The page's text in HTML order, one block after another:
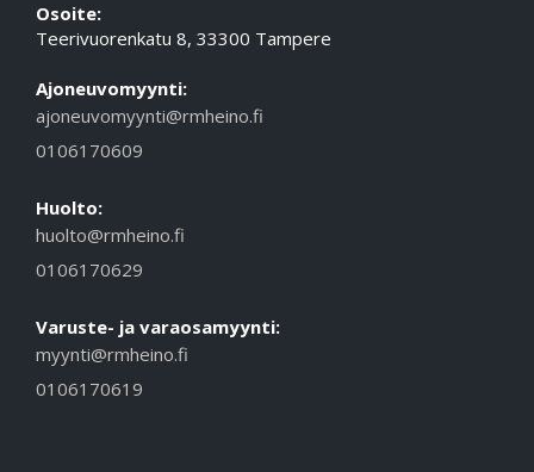
Osoite:
Teerivuorenkatu 8, 33300 Tampere
Ajoneuvomyynti:
ajoneuvomyynti@rmheino.fi
0106170609
Huolto:
huolto@rmheino.fi
0106170629
Varuste- ja varaosamyynti:
myynti@rmheino.fi
0106170619